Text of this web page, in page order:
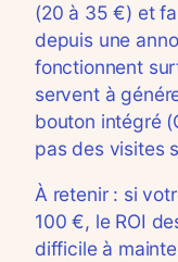
(20 à 35 €) et
depuis une
fonctionnent
servent à
bouton intégré
pas des visites
À retenir : si
100 €, le ROI
difficile à